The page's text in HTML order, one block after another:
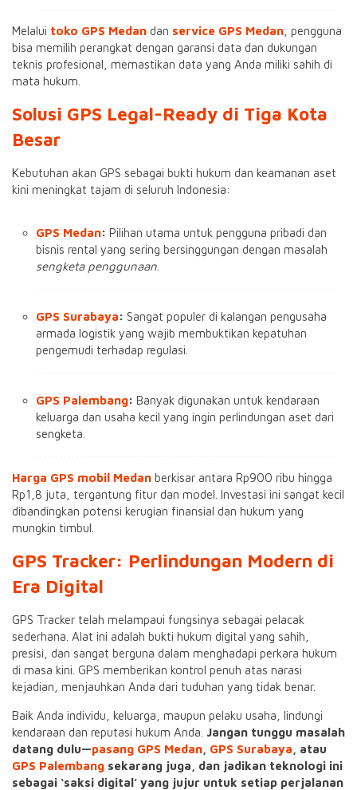
Melalui toko GPS Medan dan service GPS Medan , pengguna
bisa memilih perangkat dengan garansi data dan dukungan
teknis profesional, memastikan data yang Anda miliki sahih di
mata hukum.
Solusi GPS Legal-Ready di Tiga Kota
Besar
Kebutuhan akan GPS sebagai bukti hukum dan keamanan aset
kini meningkat tajam di seluruh Indonesia:
GPS Medan: Pilihan utama untuk pengguna pribadi dan
bisnis rental yang sering bersinggungan dengan masalah
sengketa penggunaan
GPS Surabaya: Sangat populer di kalangan pengusaha
armada logistik yang wajib membuktikan kepatuhan
pengemudi terhadap regulasi.
GPS Palembang: Banyak digunakan untuk kendaraan
keluarga dan usaha kecil yang ingin perlindungan aset dari
sengketa.
Harga GPS mobil Medan berkisar antara Rp900 ribu hingga
Rp1,8 juta, tergantung fitur dan model. Investasi ini sangat kecil
dibandingkan potensi kerugian finansial dan hukum yang
mungkin timbul.
GPS Tracker: Perlindungan Modern di
Era Digital
GPS Tracker telah melampaui fungsinya sebagai pelacak
sederhana. Alat ini adalah bukti hukum digital yang sahih,
presisi, dan sangat berguna dalam menghadapi perkara hukum
di masa kini. GPS memberikan kontrol penuh atas narasi
kejadian, menjauhkan Anda dari tuduhan yang tidak benar.
Baik Anda individu, keluarga, maupun pelaku usaha, lindungi
kendaraan dan reputasi hukum Anda. Jangan tunggu masalah
datang dulu—pasang GPS Medan GPS Surabaya , atau
GPS Palembang sekarang juga, dan jadikan teknologi ini
sebagai ‘saksi digital’ yang jujur untuk setiap perjalanan